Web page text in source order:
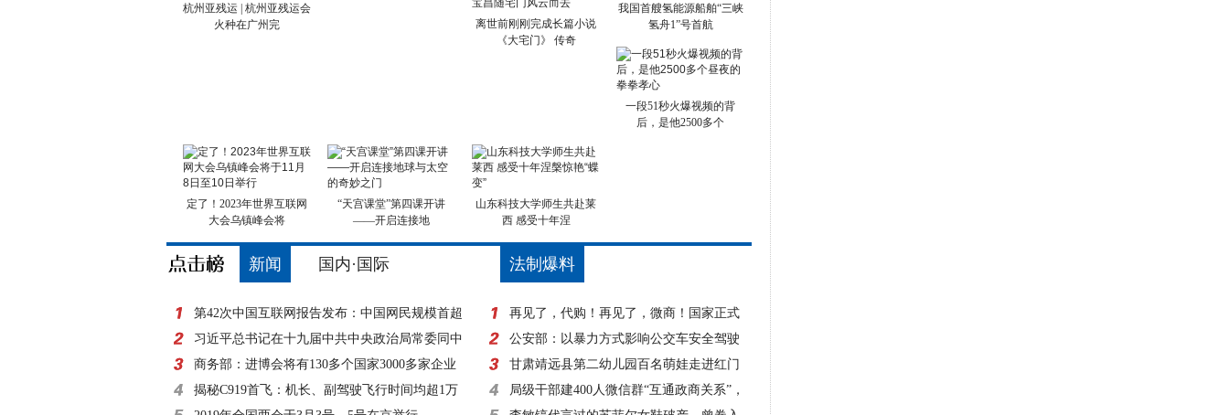
杭州亚残运 | 杭州亚残运会
火种在广州完
离世前刚刚完成长篇小说
《大宅门》 传奇
我国首艘氢能源船舶“三峡
氢舟1”号首航
一段51秒火爆视频的背
后，是他2500多个
定了！2023年世界互联网
大会乌镇峰会将
“天宫课堂”第四课开讲
——开启连接地
山东科技大学师生共赴莱
西 感受十年涅
新闻 国内·国际
第42次中国互联网报告发布：中国网民规模首超
8亿
习近平总书记在十九届中共中央政治局常委同中
外记者见面时的讲
商务部：进博会将有130多个国家3000多家企业
参展
揭秘C919首飞：机长、副驾驶飞行时间均超1万
法制爆料
再见了，代购！再见了，微商！国家正式
出手，1月1日起实施！
公安部：以暴力方式影响公交车安全驾驶
一律立案侦查
甘肃靖远县第二幼儿园百名萌娃走进红门
零距离体验消防
局级干部建400人微信群“互通政商关系”，